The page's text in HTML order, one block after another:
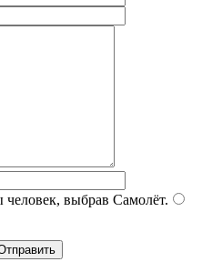
выбрав Самолёт.